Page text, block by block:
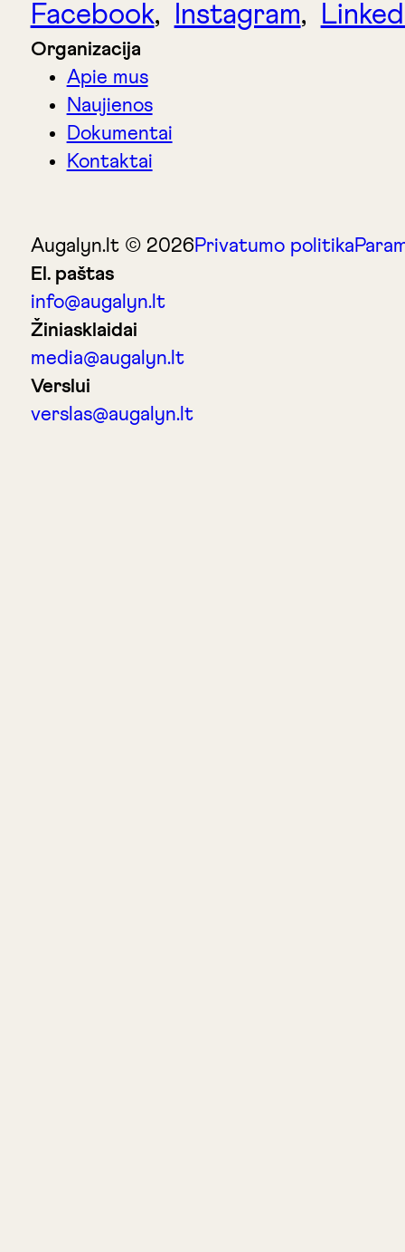
Facebook, Instagram,
Organizacija
Apie mus
Naujienos
Dokumentai
Kontaktai
Augalyn.lt © 2026Privatumo politika
El. paštas
info@augalyn.lt
Žiniasklaidai
media@augalyn.lt
Verslui
verslas@augalyn.lt